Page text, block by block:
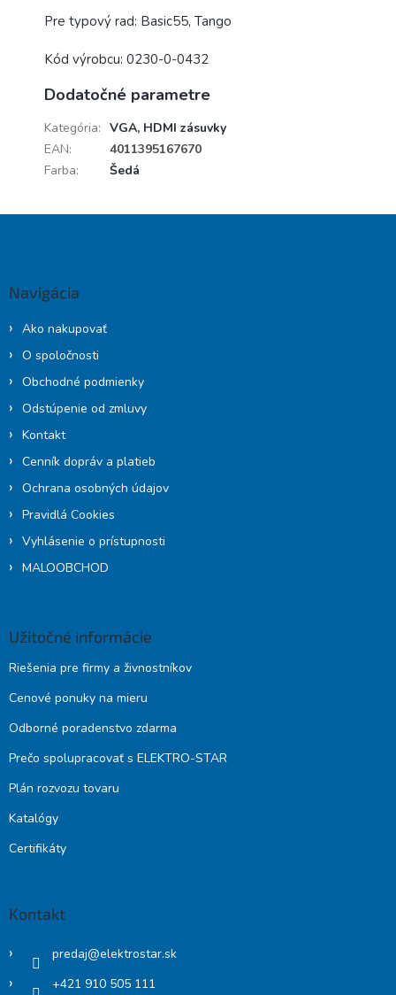
Pre typový rad: Basic55, Tango
Kód výrobcu: 0230-0-0432
Dodatočné parametre
Kategória: VGA, HDMI zásuvky
EAN:
4011395167670
Farba: Šedá
Navigácia
Ako nakupovať
O spoločnosti
Obchodné podmienky
Odstúpenie od zmluvy
Kontakt
Cenník dopráv a platieb
Ochrana osobných údajov
Pravidlá Cookies
Vyhlásenie o prístupnosti
MALOOBCHOD
Užitočné informácie
Riešenia pre firmy a živnostníkov
Cenové ponuky na mieru
Odborné poradenstvo zdarma
Prečo spolupracovať s ELEKTRO-STAR
Plán rozvozu tovaru
Katalógy
Certifikáty
Kontakt
predaj@elektrostar.sk
+421 910 505 111